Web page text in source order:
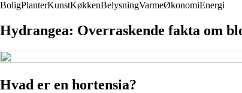
BoligPlanterKunstKøkkenBelysningVarmeØkonomiEnergi
Hydrangea: Overraskende fakta om
Hvad er en hortensia?